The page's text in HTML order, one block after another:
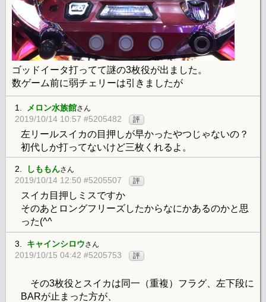
ゴッドイータ打ってて謎の3枚役が出ました。
数ゲーム前に弱チェリーは引きましたが
1. メロン水族館さん
2019/10/14 10:57 #5205482 評
左リールスイカの目押しが早かったやつじゃないの？
初代しか打ってないけど三枚くれるよ。
2. しももんさん
2019/10/14 12:50 #5205507 評
スイカ目押しミスですか
そのあとロングフリーズしたからなにかあるのかと思
った(^^
3. キャインシロウさん
2019/10/15 04:42 #5205753 評
その3枚役とスイカは同一（重複）フラグ、左下段に
BARが止まった方が、